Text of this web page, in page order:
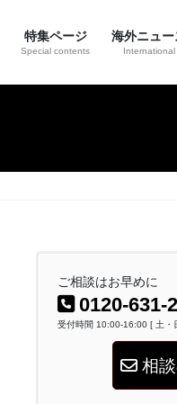
特集ページ
Special contents
海外ニュー
International
ご相談はお早めに
0120-631-
受付時間 10:00-16:00 [ 土・
相